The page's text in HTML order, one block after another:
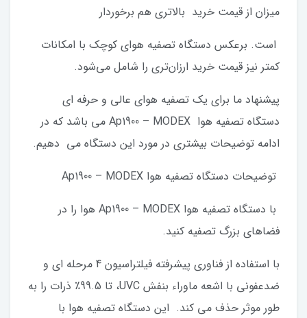
میزان از قیمت خرید بالاتری هم برخوردار
است. برعکس دستگاه تصفیه هوای کوچک با امکانات
کمتر نیز قیمت خرید ارزان‌تری را شامل می‌شود.
پیشنهاد ما برای یک تصفیه هوای عالی و حرفه ای
دستگاه تصفیه هوا Ap1900 – MODEX می باشد که در
ادامه توضیحات بیشتری در مورد این دستگاه می دهیم.
توضیحات دستگاه تصفیه هوا Ap1900 – MODEX
با دستگاه تصفیه هوا Ap1900 – MODEX هوا را در
فضاهای بزرگ تصفیه کنید.
با استفاده از فناوری پیشرفته فیلتراسیون 4 مرحله ای و
ضدعفونی با اشعه ماوراء بنفش UVC، تا 99.5٪ ذرات را به
طور موثر حذف می کند. این دستگاه تصفیه هوا با